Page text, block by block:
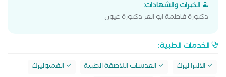
الخبرات والشهادات:
دكتورة فاطمة ابو العز دكتورة عيون
الخدمات الطبية:
الالترا ليزك العدسات اللاصقة الطبية
الفمتوليزك